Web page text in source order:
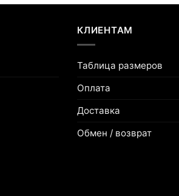
КЛИЕНТАМ
Таблица размеров
Оплата
Доставка
Обмен / возврат